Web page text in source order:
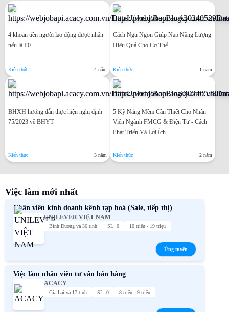
Việc làm mới nhất
Nhân viên kinh doanh kênh tạp hoá (Sale, tiếp thị)
UNILEVER VIỆT NAM
Bình Dương và 36 tỉnh SL: 0 10 triệu - 19 triệu
Ứng tuyển
Việc làm nhân viên tư vấn bán hàng
ACACY
Gia Lai và 17 tỉnh SL: 0 8 triệu - 9 triệu
4 khoản tiền người lao động được nhận
nếu là F0
Kiến thức 4 năm
Cách Ngủ Ngon Giúp Nạp Năng Lượng
Hiệu Quả Cho Cơ Thể
Kiến thức 1 năm
BHXH hướng dẫn thực hiện nghị định
75/2023 về BHYT
Kiến thức 3 năm
5 Kỹ Năng Mềm Cần Thiết Cho Nhân
Viên Ngành FMCG & Điện Tử - Cách
Phát Triển Và Lợi Ích
Kiến thức 2 năm